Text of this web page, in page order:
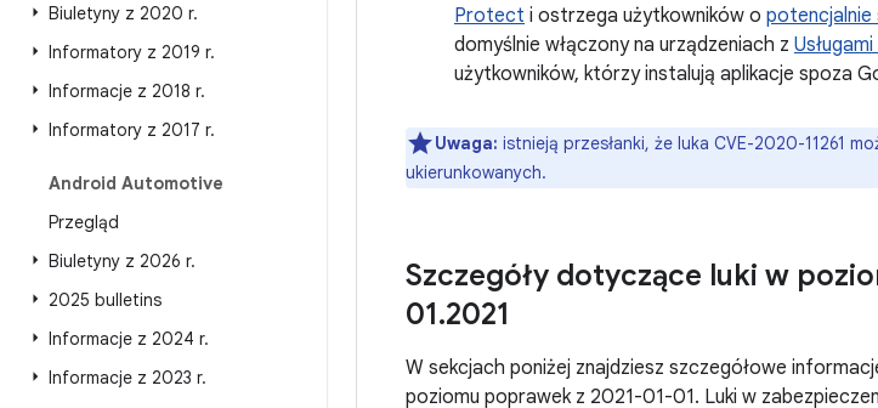
Biuletyny z 2020 r.
Informatory z 2019 r.
Informacje z 2018 r.
Informatory z 2017 r.
Android Automotive
Przegląd
Biuletyny z 2026 r.
2025 bulletins
Informacje z 2024 r.
Informacje z 2023 r.
Protect i ostrzega użytkowników o potencjalnie
domyślnie włączony na urządzeniach z
użytkowników, którzy instalują aplikacje spoza
Uwaga: istnieją przesłanki, że luka CVE-2020-11261
ukierunkowanych.
Szczegóły dotyczące luki w
01.2021
W sekcjach poniżej znajdziesz szczegółowe
poziomu poprawek z 2021-01-01. Luki w